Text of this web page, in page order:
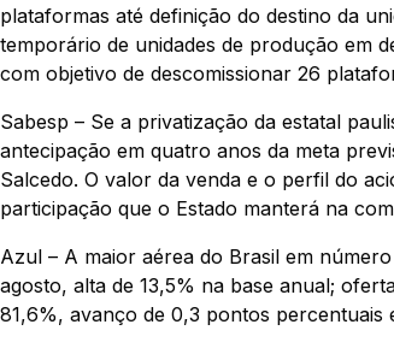
plataformas até definição do destino da
temporário de unidades de produção em
com objetivo de descomissionar 26
Sabesp – Se a privatização da estatal
antecipação em quatro anos da meta
Salcedo. O valor da venda e o perfil do
participação que o Estado manterá na
Azul – A maior aérea do Brasil em
agosto, alta de 13,5% na base anual;
81,6%, avanço de 0,3 pontos percentuais